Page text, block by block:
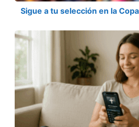
Sigue a tu selección en la